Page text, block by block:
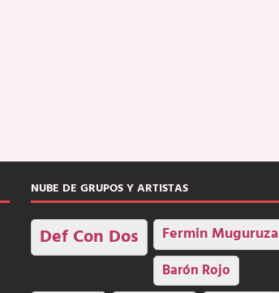
NUBE DE GRUPOS Y ARTISTAS
Def Con Dos Fermin Muguruza
Barón Rojo